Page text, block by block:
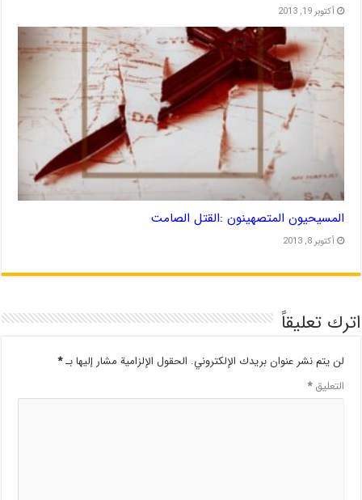
أكتوبر 19, 2013
المسيحيون المتصهينون :القتل الصامت
أكتوبر 8, 2013
اترك تعليقاً
لن يتم نشر عنوان بريدك الإلكتروني. الحقول الإلزامية مشار إليها بـ*
التعليق*